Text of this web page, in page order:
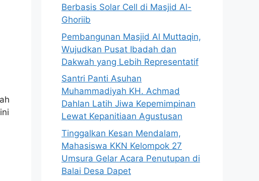
Berbasis Solar Cell di Masjid Al-
Ghoriib
Pembangunan Masjid Al Muttaqin,
Wujudkan Pusat Ibadah dan
Dakwah yang Lebih Representatif
Santri Panti Asuhan
Muhammadiyah KH. Achmad
Dahlan Latih Jiwa Kepemimpinan
Lewat Kepanitiaan Agustusan
Tinggalkan Kesan Mendalam,
Mahasiswa KKN Kelompok 27
Umsura Gelar Acara Penutupan di
Balai Desa Dapet